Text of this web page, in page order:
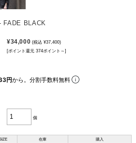
FADE BLACK
¥34,000 (税込 ¥37,400)
[ポイント還元 374ポイント～]
円から。分割手数料無料
個
在庫 購入